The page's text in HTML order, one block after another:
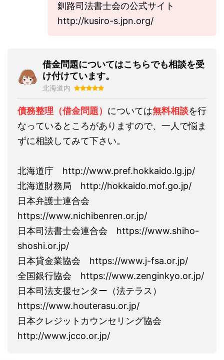
釧路司法書士会の公式サイト
http://kusiro-s.jpn.org/
借金問題についてはこちらでも相談を受
け付けています。
北海道内
債務整理（借金問題） については無料相談を行
なっているところがありますので、一人で悩ま
ずに相談してみて下さい。
北海道庁 http://www.pref.hokkaido.lg.jp/
北海道財務局 http://hokkaido.mof.go.jp/
日本弁護士連合会
https://www.nichibenren.or.jp/
日本司法書士会連合会 https://www.shiho-
shoshi.or.jp/
日本貸金業協会 https://www.j-fsa.or.jp/
全国銀行協会 https://www.zenginkyo.or.jp/
日本司法支援センター（法テラス）
https://www.houterasu.or.jp/
日本クレジットカウンセリング協会
http://www.jcco.or.jp/